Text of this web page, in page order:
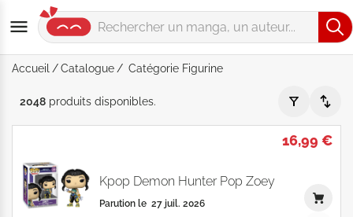
Accueil Catalogue Catégorie Figurine
Catégorie "Figurine" - Par Pertinence - Catalogue produits
2048 produits disponibles.
16,99 €
Kpop Demon Hunter Pop Zoey
Parution le 27 juil. 2026